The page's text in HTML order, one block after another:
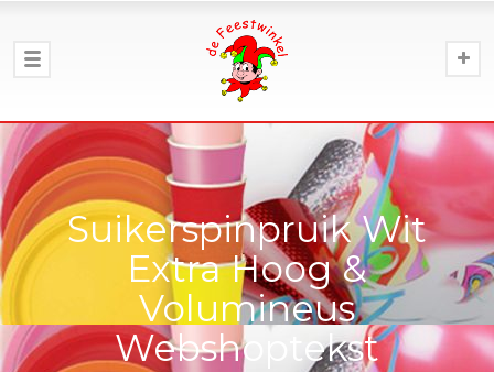
Suikerspinpruik Wit
Extra Hoog &
Volumineus
Webshoptekst